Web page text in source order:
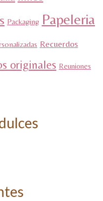
Packaging Papeleria
Recuerdos
originales Reuniones